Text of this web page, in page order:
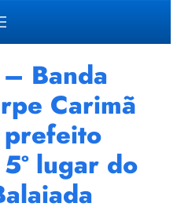
Banda
Carimã
prefeito
lugar do